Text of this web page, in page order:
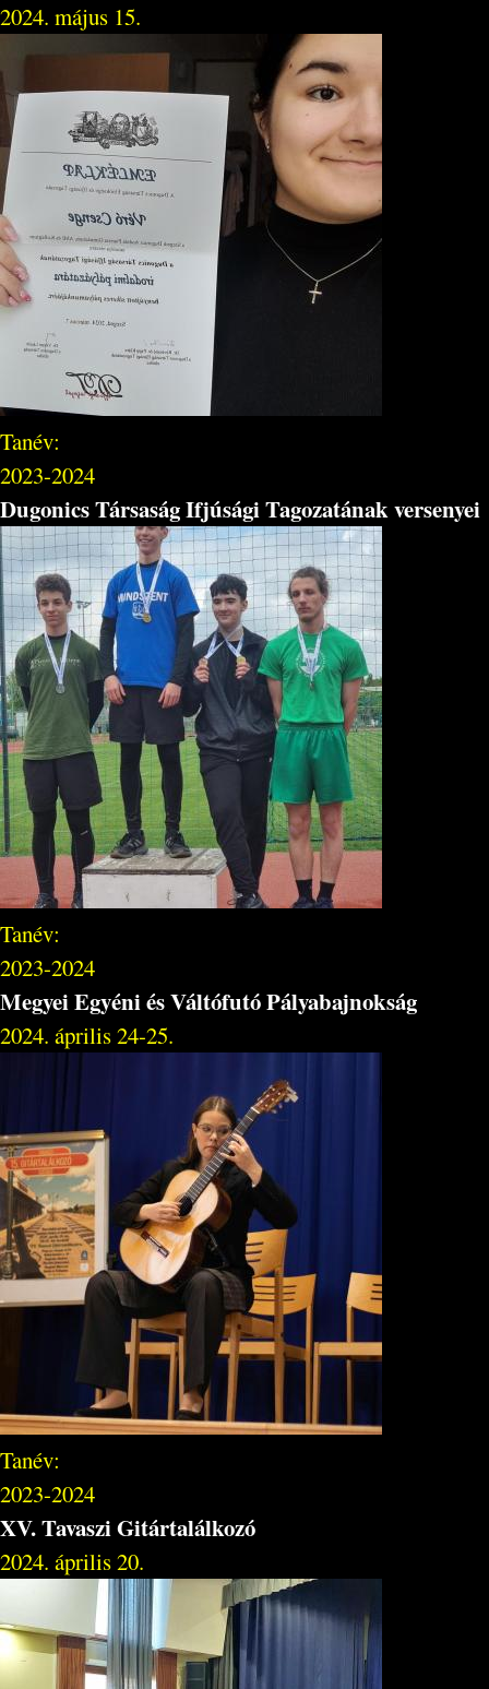
2024. május 15.
Tanév:
2023-2024
Dugonics Társaság Ifjúsági Tagozatának versenyei
Tanév:
2023-2024
Megyei Egyéni és Váltófutó Pályabajnokság
2024. április 24-25.
Tanév:
2023-2024
XV. Tavaszi Gitártalálkozó
2024. április 20.